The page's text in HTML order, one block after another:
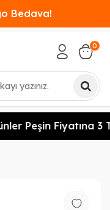
Bedava!
0
Peşin Fiyatına 3